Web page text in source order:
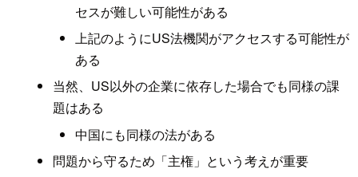
セスが難しい可能性がある
上記のようにUS法機関がアクセスする可能性が
ある
当然、US以外の企業に依存した場合でも同様の課
題はある
中国にも同様の法がある
問題から守るため「主権」という考えが重要